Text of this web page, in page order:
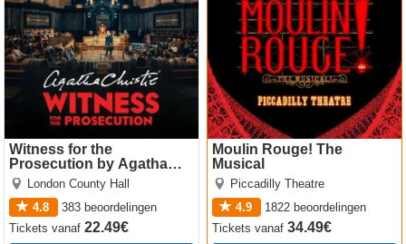
Witness for the
Prosecution by Agatha
Christie
London County Hall
4.8
383 beoordelingen
Ticketsvanaf22.49€
Moulin Rouge! The
Musical
Piccadilly Theatre
4.9
1822 beoordelingen
Ticketsvanaf34.49€